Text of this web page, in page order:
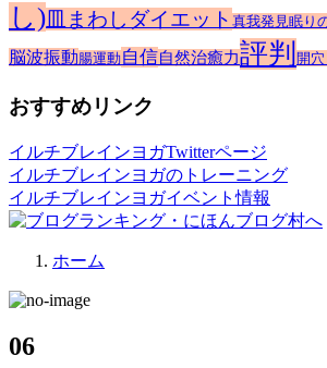
し)皿まわしダイエット 真我発見 眠り
脳波振動腸運動自信自然治癒力評判 開
おすすめリンク
イルチブレインヨガTwitterページ
イルチブレインヨガのトレーニング
イルチブレインヨガイベント情報
ホーム
06